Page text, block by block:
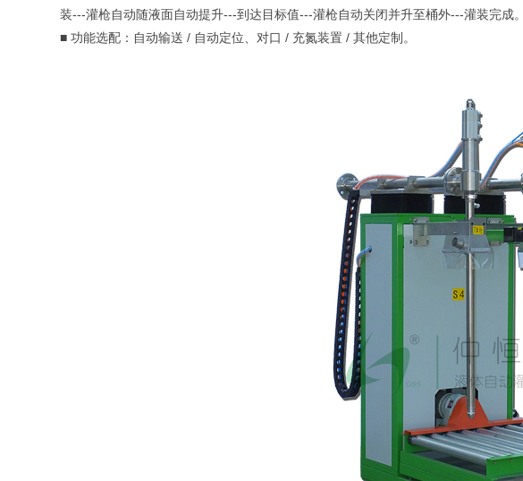
装---灌枪自动随液面自动提升---到达目标值---灌枪自动关闭并升至桶外---灌装完成
■ 功能选配：自动输送 / 自动定位、对口 / 充氮装置 / 其他定制。